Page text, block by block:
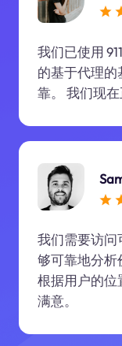
我们已使用
的基于代理
靠。 我们现在
我们需要访问
够可靠地分析
根据用户的位
满意。